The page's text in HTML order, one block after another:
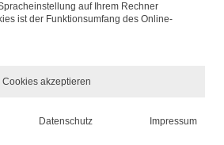
HENAU, ROSA
auf Ihrem Rechner
ist der Funktionsumfang des Online-
Cookies akzeptieren
Datenschutz Impressum